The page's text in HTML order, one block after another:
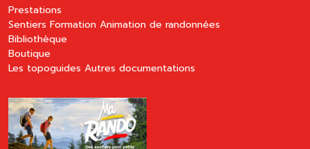
Prestations
Sentiers Formation Animation de randonnées
Bibliothèque
Boutique
Les topoguides Autres documentations